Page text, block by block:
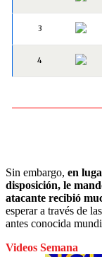
Sin embargo, en
disposición, le
atacante recibió
esperar a través de
antes conocida
Videos Semana